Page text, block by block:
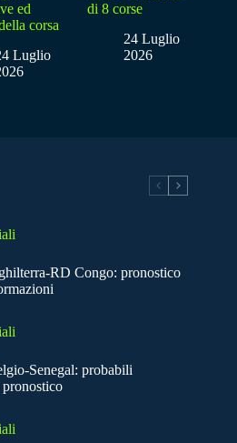
ed
corsa
Luglio
di 8 corse
24 Luglio
2026
RD Congo: pronostico
Senegal: probabili